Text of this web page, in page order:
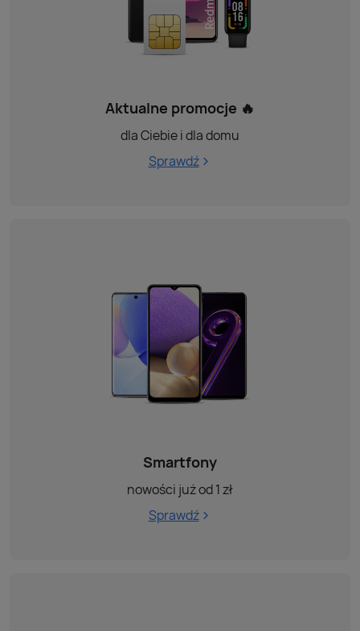
Aktualne promocje 🔥
dla Ciebie i dla domu
Sprawdź
Smartfony
nowości już od 1 zł
Sprawdź